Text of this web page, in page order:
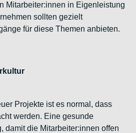
Mitarbeiter:innen in Eigenleistung
sollten gezielt
für diese Themen anbieten.
Projekte ist es normal, dass
werden. Eine gesunde
damit die Mitarbeiter:innen offen